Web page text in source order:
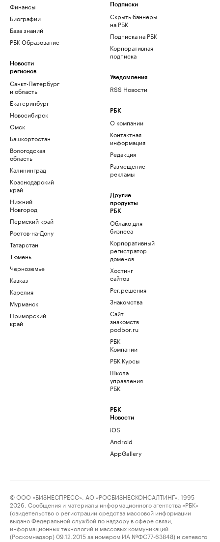
Финансы
Биографии
База знаний
РБК Образование
Новости
регионов
Санкт-Петербург
и область
Екатеринбург
Новосибирск
Омск
Башкортостан
Вологодская
область
Калининград
Краснодарский
край
Нижний
Новгород
Пермский край
Ростов-на-Дону
Татарстан
Тюмень
Черноземье
Кавказ
Карелия
Мурманск
Приморский
край
Подписки
Скрыть баннеры
на РБК
Подписка на РБК
Корпоративная
подписка
Уведомления
RSS Новости
РБК
О компании
Контактная
информация
Редакция
Размещение
рекламы
Другие
продукты
РБК
Облако для
бизнеса
Корпоративный
регистратор
доменов
Хостинг
сайтов
Рег.решения
Знакомства
Сайт
знакомств
podbor.ru
РБК
Компании
РБК Курсы
Школа
управления
РБК
РБК
Новости
iOS
Android
AppGallery
© ООО «БИЗНЕСПРЕСС», АО «РОСБИЗНЕСКОНСАЛТИНГ», 1995–
2026. Сообщения и материалы информационного агентства «РБК»
(свидетельство о регистрации средства массовой информации
выдано Федеральной службой по надзору в сфере связи,
информационных технологий и массовых коммуникаций
(Роскомнадзор) 09.12.2015 за номером ИА №ФС77-63848) и сетевого